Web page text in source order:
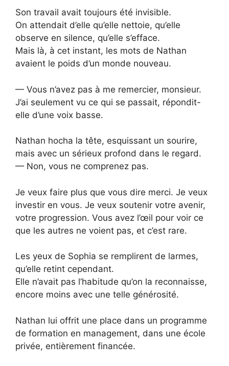
Son travail avait toujours été invisible.
On attendait d’elle qu’elle nettoie, qu’elle
observe en silence, qu’elle s’efface.
Mais là, à cet instant, les mots de Nathan
avaient le poids d’un monde nouveau.
— Vous n’avez pas à me remercier, monsieur.
J’ai seulement vu ce qui se passait, répondit-
elle d’une voix basse.
Nathan hocha la tête, esquissant un sourire,
mais avec un sérieux profond dans le regard.
— Non, vous ne comprenez pas.
Je veux faire plus que vous dire merci. Je veux
investir en vous. Je veux soutenir votre avenir,
votre progression. Vous avez l’œil pour voir ce
que les autres ne voient pas, et c’est rare.
Les yeux de Sophia se remplirent de larmes,
qu’elle retint cependant.
Elle n’avait pas l’habitude qu’on la reconnaisse,
encore moins avec une telle générosité.
Nathan lui offrit une place dans un programme
de formation en management, dans une école
privée, entièrement financée.